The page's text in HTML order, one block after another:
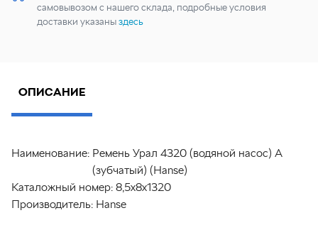
самовывозом с нашего склада, подробные условия
доставки указаныздесь
ОПИСАНИЕ
Наименование: Ремень Урал 4320 (водяной насос) А
(зубчатый) (Hanse)
Каталожный номер: 8,5х8х1320
Производитель: Hanse